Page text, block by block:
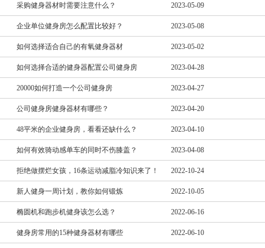
采购健身器材时需要注意什么？ 2023-05-09
企业单位健身房怎么配置比较好？ 2023-05-08
如何选择适合自己的有氧健身器材 2023-05-02
如何选择合适的健身器配置公司健身房 2023-04-28
20000如何打造一个公司健身房 2023-04-27
公司健身房健身器材有哪些？ 2023-04-20
48平米的企业健身房，看看还缺什么？ 2023-04-10
如何有效骑动感单车的同时不伤膝盖？​ 2023-04-08
拒绝做摆烂女孩，16条运动减脂冷知识来了！ 2022-10-24
新人健身一周计划，教你如何锻炼 2022-10-05
椭圆机和跑步机健身该怎么选？ 2022-06-16
健身房常用的15种健身器材有哪些 2022-06-10